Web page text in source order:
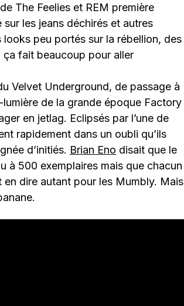
The Feelies et REM première
les jeans déchirés et autres
peu portés sur la rébellion, des
fait beaucoup pour aller
Velvet Underground, de passage à
de la grande époque Factory
en jetlag. Eclipsés par l’une de
rapidement dans un oubli qu’ils
d’initiés. Brian Eno disait que le
à 500 exemplaires mais que chacun
dire autant pour les Mumbly. Mais